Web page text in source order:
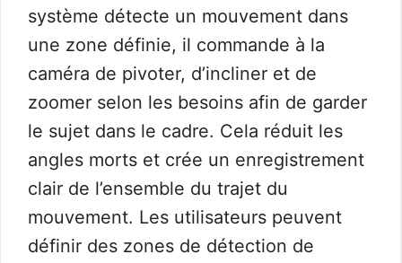
système détecte un mouvement dans
une zone définie, il commande à la
caméra de pivoter, d’incliner et de
zoomer selon les besoins afin de garder
le sujet dans le cadre. Cela réduit les
angles morts et crée un enregistrement
clair de l’ensemble du trajet du
mouvement. Les utilisateurs peuvent
définir des zones de détection de